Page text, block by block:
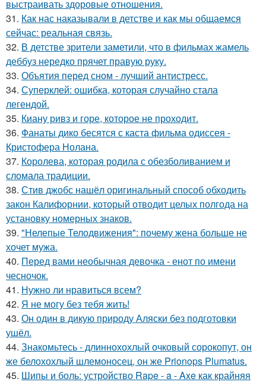
выстраивать здоровые отношения.
31. Как нас наказывали в детстве и как мы общаемся
сейчас: реальная связь.
32. В детстве зрители заметили, что в фильмах жамель
деббуз нередко прячет правую руку.
33. Объятия перед сном - лучший антистресс.
34. Суперклей: ошибка, которая случайно стала
легендой.
35. Киану ривз и горе, которое не проходит.
36. Фанаты дико бесятся с каста фильма одиссея -
Кристофера Нолана.
37. Королева, которая родила с обезболиванием и
сломала традиции.
38. Стив джобс нашёл оригинальный способ обходить
закон Калифорнии, который отводит целых полгода на
установку номерных знаков.
39. "Нелепые Телодвижения": почему жена больше не
хочет мужа.
40. Перед вами необычная девочка - енот по имени
чесночок.
41. Нужно ли нравиться всем?
42. Я не могу без тебя жить!
43. Он один в дикую природу Аляски без подготовки
ушёл.
44. Знакомьтесь - длиннохохлый очковый сорокопут, он
же белохохлый шлемоносец, он же Prionops Plumatus.
45. Шипы и боль: устройство Rape - a - Axe как крайняя